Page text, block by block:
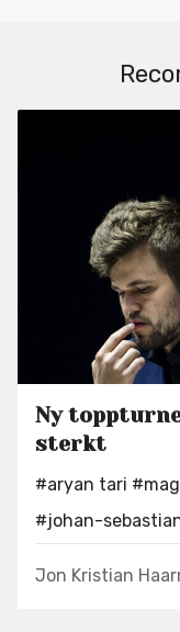
Ny
sterkt
#aryan tari
#johan-
Jon Kristian